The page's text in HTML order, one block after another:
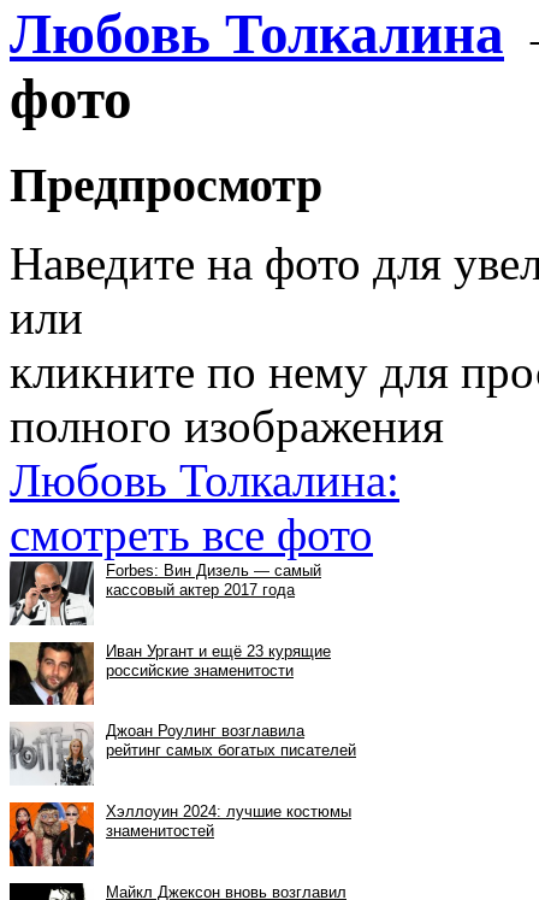
Любовь Толкалина
фото
Предпросмотр
Наведите на фото для
или
кликните по нему для
полного изображения
Любовь Толкалина:
смотреть все фото